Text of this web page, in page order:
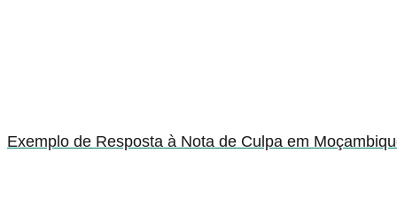
Exemplo de Resposta à Nota de Culpa em